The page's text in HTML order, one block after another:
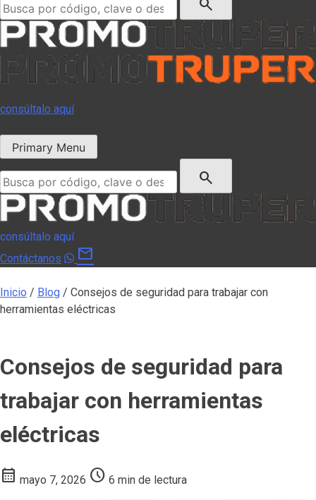
consúltalo aquí
Primary Menu
search
consúltalo aquí
Contáctanos
mail
Inicio / Blog / Consejos de seguridad para trabajar con
herramientas eléctricas
Consejos de seguridad para
trabajar con herramientas
eléctricas
calendar_month mayo 7, 2026 schedule 6 min de lectura